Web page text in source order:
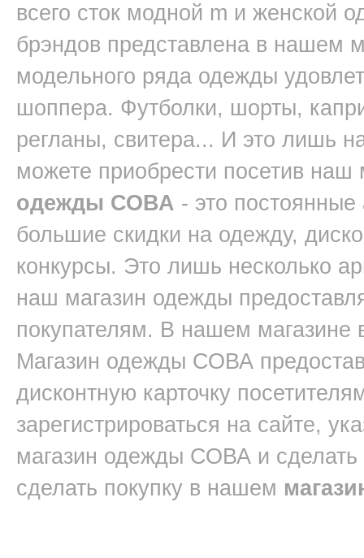
всего сток модной m и женской
брэндов представлена в нашем
модельного ряда одежды
шоппера. Футболки, шорты,
регланы, свитера... И это лишь
можете приобрести посетив
одежды СОВА - это
большие скидки на одежду,
конкурсы. Это лишь несколько
наш магазин одежды
покупателям. В нашем магазине
Магазин одежды СОВА
дисконтную карточку
зарегистрироваться на сайте,
магазин одежды СОВА и
сделать покупку в нашем